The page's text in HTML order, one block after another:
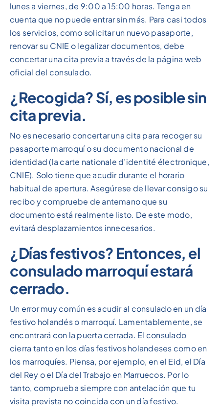
lunes a viernes, de 9:00 a 15:00 horas. Tenga en
cuenta que no puede entrar sin más. Para casi todos
los servicios, como solicitar un nuevo pasaporte,
renovar su CNIE o legalizar documentos, debe
concertar una cita previa a través de la página web
oficial del consulado.
¿Recogida? Sí, es posible sin
cita previa.
No es necesario concertar una cita para recoger su
pasaporte marroquí o su documento nacional de
identidad (la carte nationale d’identité électronique,
CNIE). Solo tiene que acudir durante el horario
habitual de apertura. Asegúrese de llevar consigo su
recibo y compruebe de antemano que su
documento está realmente listo. De este modo,
evitará desplazamientos innecesarios.
¿Días festivos? Entonces, el
consulado marroquí estará
cerrado.
Un error muy común es acudir al consulado en un día
festivo holandés o marroquí. Lamentablemente, se
encontrará con la puerta cerrada. El consulado
cierra tanto en los días festivos holandeses como en
los marroquíes. Piensa, por ejemplo, en el Eid, el Día
del Rey o el Día del Trabajo en Marruecos. Por lo
tanto, comprueba siempre con antelación que tu
visita prevista no coincida con un día festivo.